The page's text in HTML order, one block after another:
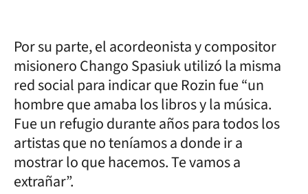
Por su parte, el acordeonista y compositor
misionero Chango Spasiuk utilizó la misma
red social para indicar que Rozin fue “un
hombre que amaba los libros y la música.
Fue un refugio durante años para todos los
artistas que no teníamos a donde ir a
mostrar lo que hacemos. Te vamos a
extrañar”.